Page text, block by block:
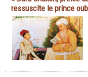
ressuscite le prince